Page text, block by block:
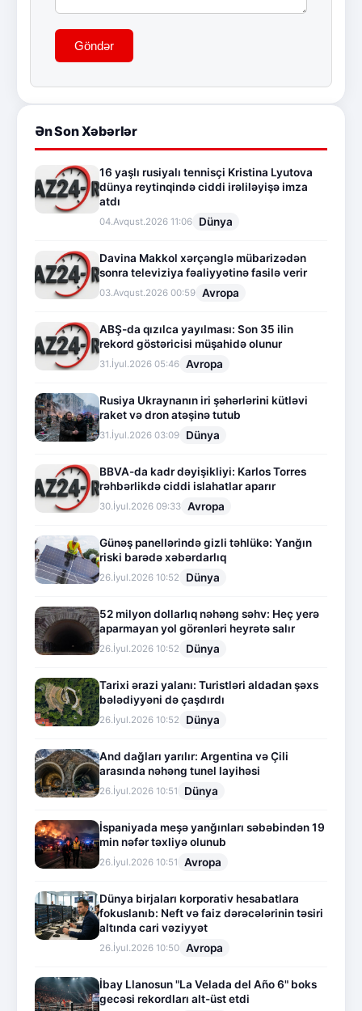
Göndər
Ən Son Xəbərlər
16 yaşlı rusiyalı tennisçi Kristina Lyutova
dünya reytinqində ciddi irəliləyişə imza
atdı
04.Avqust.2026 11:06 Dünya
Davina Makkol xərçənglə mübarizədən
sonra televiziya fəaliyyətinə fasilə verir
03.Avqust.2026 00:59 Avropa
ABŞ-da qızılca yayılması: Son 35 ilin
rekord göstəricisi müşahidə olunur
31.İyul.2026 05:46 Avropa
Rusiya Ukraynanın iri şəhərlərini kütləvi
raket və dron atəşinə tutub
31.İyul.2026 03:09 Dünya
BBVA-da kadr dəyişikliyi: Karlos Torres
rəhbərlikdə ciddi islahatlar aparır
30.İyul.2026 09:33 Avropa
Günəş panellərində gizli təhlükə: Yanğın
riski barədə xəbərdarlıq
26.İyul.2026 10:52 Dünya
52 milyon dollarlıq nəhəng səhv: Heç yerə
aparmayan yol görənləri heyrətə salır
26.İyul.2026 10:52 Dünya
Tarixi ərazi yalanı: Turistləri aldadan şəxs
bələdiyyəni də çaşdırdı
26.İyul.2026 10:52 Dünya
And dağları yarılır: Argentina və Çili
arasında nəhəng tunel layihəsi
26.İyul.2026 10:51 Dünya
İspaniyada meşə yanğınları səbəbindən 19
min nəfər təxliyə olunub
26.İyul.2026 10:51 Avropa
Dünya birjaları korporativ hesabatlara
fokuslanıb: Neft və faiz dərəcələrinin təsiri
altında cari vəziyyət
26.İyul.2026 10:50 Avropa
İbay Llanosun "La Velada del Año 6" boks
gecəsi rekordları alt-üst etdi